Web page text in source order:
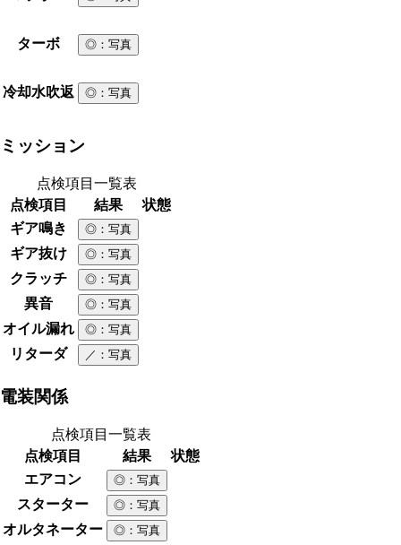
ターボ ◎ ：写真
冷却水吹返 ◎ ：写真
ミッション
点検項目一覧表
点検項目
結果
状態
ギア鳴き
◎ ：写真
ギア抜け ◎ ：写真
クラッチ ◎ ：写真
異音 ◎ ：写真
オイル漏れ ◎ ：写真
リターダ ／ ：写真
電装関係
点検項目一覧表
点検項目
結果
状態
エアコン
◎ ：写真
スターター ◎ ：写真
オルタネーター ◎ ：写真